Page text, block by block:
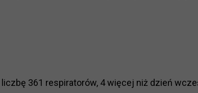
361 respiratorów, 4 więcej niż dzień